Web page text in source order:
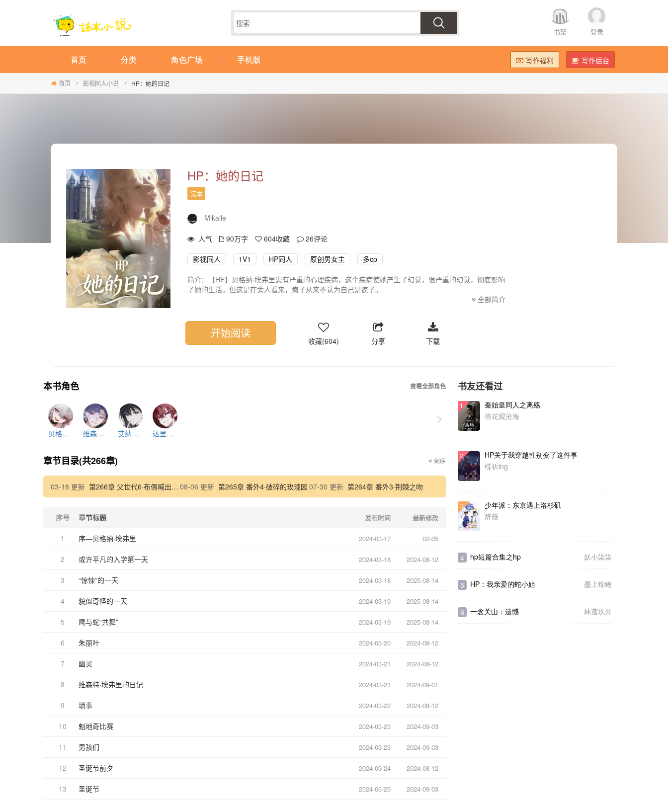
书架 登录
写作福利 写作后台
首页 分类 角色广场 手机版
首页 影视同人小说 HP：她的日记
HP：她的日记
完本
Mikaile
人气 90万字 604收藏 26评论
影视同人 1V1 HP同人 原创男女主 多cp
简介：【HE】贝格纳·埃弗里患有严重的心理疾病，这个疾病使她产生了幻觉，很严重的幻觉，彻底影响
了她的生活。但这是在旁人看来，疯子从来不认为自己是疯子。
对作品的一些解释：
有许多原创人物，且出场率远超原著角色，这是我的一己私心，想看和原著角色贴贴的可以离开了（虽
全部简介
开始阅读
收藏(604) 分享 下载
本书角色 查看全部角色
贝格纳·埃弗里 维森特·埃弗里 艾纳尔·冈特 达里昂·冈特
>
章节目录(共266章) 倒序
03-18 更新 第266章 父世代6·布偶喊出声音 08-06 更新 第265章 番外4·破碎的玫瑰园 07-30 更新 第264章 番外3·荆棘之吻
序号 章节标题 发布时间 最新修改
1 序—贝格纳·埃弗里 2024-03-17 02-05
2 或许平凡的入学第一天 2024-03-18 2024-08-12
3 “惊悚”的一天 2024-03-18 2025-08-14
4 貌似奇怪的一天 2024-03-19 2025-08-14
5 鹰与蛇“共舞” 2024-03-19 2025-08-14
6 朱丽叶 2024-03-20 2024-08-12
7 幽灵 2024-03-21 2024-08-12
8 维森特·埃弗里的日记 2024-03-21 2024-09-01
9 琐事 2024-03-22 2024-08-12
10 魁地奇比赛 2024-03-23 2024-09-03
11 男孩们 2024-03-23 2024-09-03
12 圣诞节前夕 2024-03-24 2024-08-12
13 圣诞节 2024-03-25 2024-09-03
书友还看过
1
秦始皇同人之离殇
倚花观沧海
2
HP关于我穿越性别变了这件事
楪祈ing
3
少年派：东京遇上洛杉矶
辞薇
4 hp短篇合集之hp 妖小柒柒
5 HP：我亲爱的蛇小姐 墨上锦鲤
6 一念关山：遗憾 林鸢玖月